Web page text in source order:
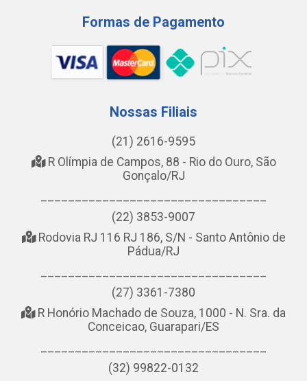
Formas de Pagamento
Nossas Filiais
(21) 2616-9595
R Olímpia de Campos, 88 - Rio do Ouro, São
Gonçalo/RJ
(22) 3853-9007
Rodovia RJ 116 RJ 186, S/N - Santo Antônio de
Pádua/RJ
(27) 3361-7380
R Honório Machado de Souza, 1000 - N. Sra. da
Conceicao, Guarapari/ES
(32) 99822-0132